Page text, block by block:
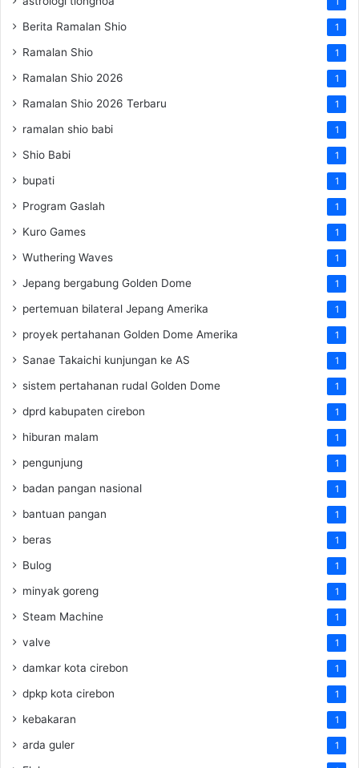
Berita Ramalan Shio 1
Ramalan Shio 1
Ramalan Shio 2026 1
Ramalan Shio 2026 Terbaru 1
ramalan shio babi 1
Shio Babi 1
bupati 1
Program Gaslah 1
Kuro Games 1
Wuthering Waves 1
Jepang bergabung Golden Dome 1
pertemuan bilateral Jepang Amerika 1
proyek pertahanan Golden Dome Amerika 1
Sanae Takaichi kunjungan ke AS 1
sistem pertahanan rudal Golden Dome 1
dprd kabupaten cirebon 1
hiburan malam 1
pengunjung 1
badan pangan nasional 1
bantuan pangan 1
beras 1
Bulog 1
minyak goreng 1
Steam Machine 1
valve 1
damkar kota cirebon 1
dpkp kota cirebon 1
kebakaran 1
arda guler 1